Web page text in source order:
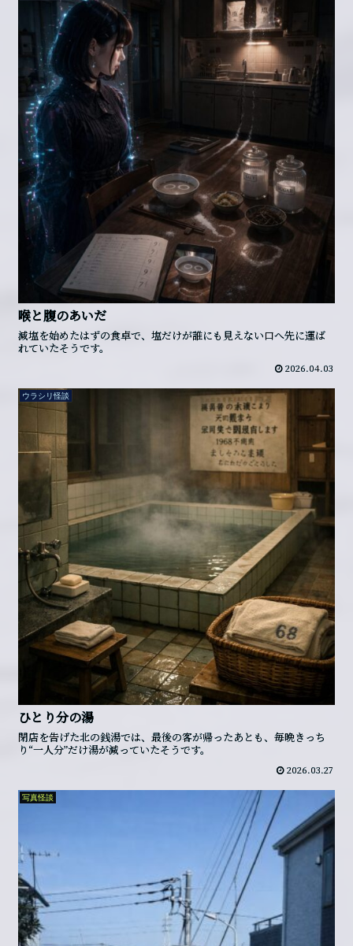
喉と腹のあいだ
減塩を始めたはずの食卓で、塩だけが誰にも見えない口へ先に運ば
れていたそうです。
2026.04.03
ウラシリ怪談
ひとり分の湯
閉店を告げた北の銭湯では、最後の客が帰ったあとも、毎晩きっち
り“一人分”だけ湯が減っていたそうです。
2026.03.27
写真怪談